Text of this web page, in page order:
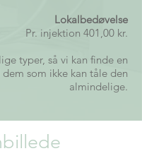
Lokalbedøvelse
Pr. injektion 401,00 kr.
typer, så vi kan finde en
som ikke kan tåle den
almindelige.